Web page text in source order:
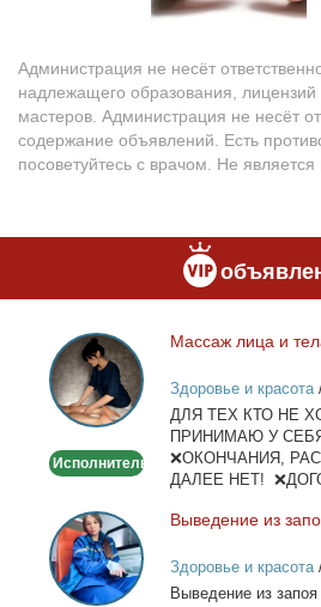
Администрация не несёт
надлежащего образования, лицензий
мастеров. Администрация не несёт
содержание объявлений. Есть
посоветуйтесь с врачом. Не
Массаж
лица
и
тела
Исполнитель
Мас­саж ли­ца и
Здоровье и красота
ДЛЯ ТЕХ КТО НЕ
ПРИНИМАЮ У
❌ОКОНЧАНИЯ,
ДАЛЕЕ НЕТ!
Выведение
из
запоя.
Капельница,
Вы­ве­де­ние из
Здоровье и красота
Вы­ве­де­ние из